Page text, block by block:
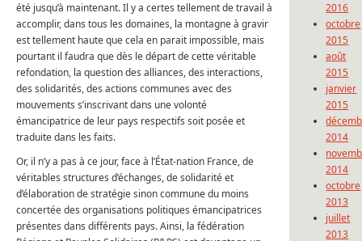
été jusqu’à maintenant. Il y a certes tellement de travail à
accomplir, dans tous les domaines, la montagne à gravir
est tellement haute que cela en parait impossible, mais
pourtant il faudra que dès le départ de cette véritable
refondation, la question des alliances, des interactions,
des solidarités, des actions communes avec des
mouvements s’inscrivant dans une volonté
émancipatrice de leur pays respectifs soit posée et
traduite dans les faits.
Or, il n’y a pas à ce jour, face à l’État-nation France, de
véritables structures d’échanges, de solidarité et
d’élaboration de stratégie sinon commune du moins
concertée des organisations politiques émancipatrices
présentes dans différents pays. Ainsi, la fédération
2016
octobre
2015
août
2015
janvier
2015
2014
2014
octobre
2013
juillet
2013